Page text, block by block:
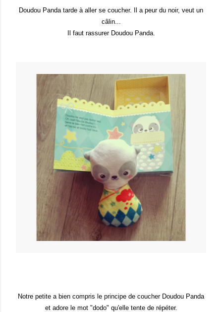
Doudou Panda tarde à aller se coucher. Il a peur du noir, veut un
câlin...
Il faut rassurer Doudou Panda.
Notre petite a bien compris le principe de coucher Doudou Panda
et adore le mot "dodo" qu'elle tente de répéter.